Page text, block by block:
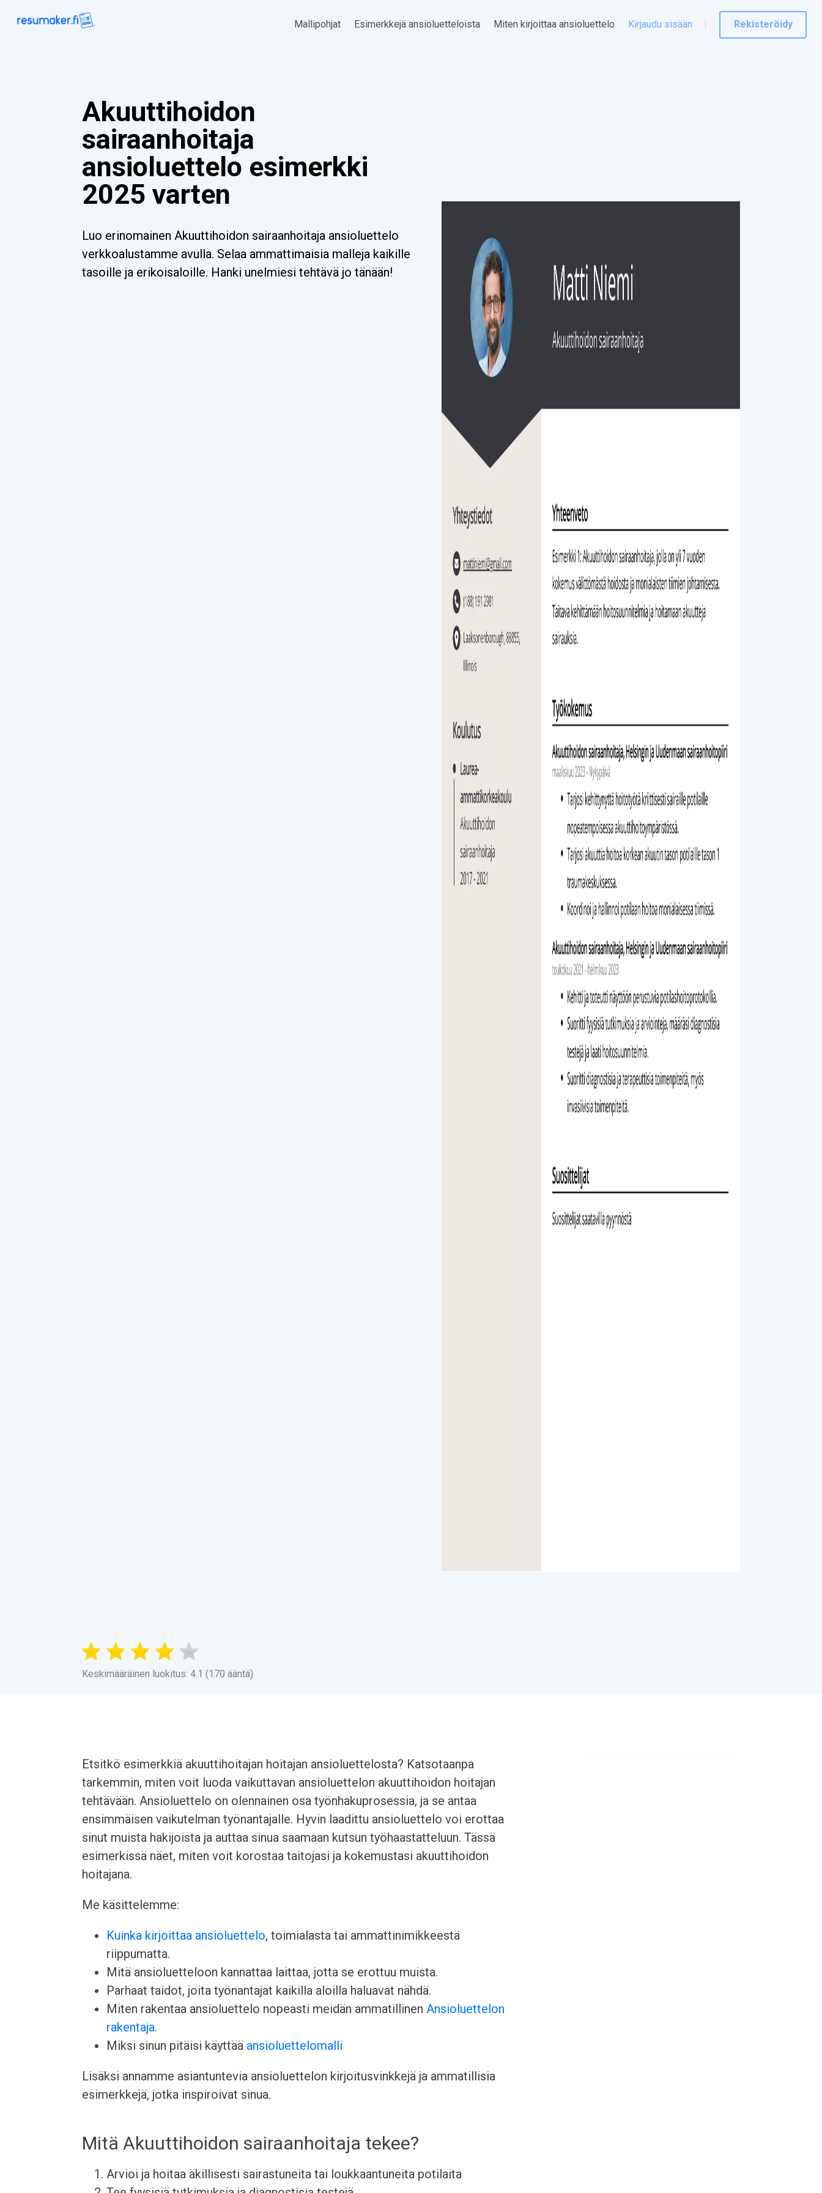
Mallipohjat Esimerkkejä ansioluetteloista Miten kirjoittaa ansioluettelo Kirjaudu sisään Rekisteröidy
Akuuttihoidon
sairaanhoitaja
ansioluettelo esimerkki
2025 varten
Luo erinomainen Akuuttihoidon sairaanhoitaja ansioluettelo
verkkoalustamme avulla. Selaa ammattimaisia malleja kaikille
tasoille ja erikoisaloille. Hanki unelmiesi tehtävä jo tänään!
Keskimääräinen luokitus: 4.1 (170 ääntä)
Etsitkö esimerkkiä akuuttihoitajan hoitajan ansioluettelosta? Katsotaanpa
tarkemmin, miten voit luoda vaikuttavan ansioluettelon akuuttihoidon hoitajan
tehtävään. Ansioluettelo on olennainen osa työnhakuprosessia, ja se antaa
ensimmäisen vaikutelman työnantajalle. Hyvin laadittu ansioluettelo voi erottaa
sinut muista hakijoista ja auttaa sinua saamaan kutsun työhaastatteluun. Tässä
esimerkissä näet, miten voit korostaa taitojasi ja kokemustasi akuuttihoidon
hoitajana.
Me käsittelemme:
Kuinka kirjoittaa ansioluettelo, toimialasta tai ammattinimikkeestä
riippumatta.
Mitä ansioluetteloon kannattaa laittaa, jotta se erottuu muista.
Parhaat taidot, joita työnantajat kaikilla aloilla haluavat nähdä.
Miten rakentaa ansioluettelo nopeasti meidän ammatillinenAnsioluettelon
rakentaja.
Miksi sinun pitäisi käyttää ansioluettelomalli
Lisäksi annamme asiantuntevia ansioluettelon kirjoitusvinkkejä ja ammatillisia
esimerkkejä, jotka inspiroivat sinua.
Mitä Akuuttihoidon sairaanhoitaja tekee?
Arvioi ja hoitaa äkillisesti sairastuneita tai loukkaantuneita potilaita